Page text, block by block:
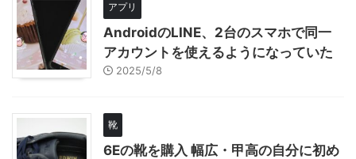
アプリ
AndroidのLINE、2台のスマホで同一
アカウントを使えるようになっていた
2025/5/8
靴
6Eの靴を購入 幅広・甲高の自分に初め